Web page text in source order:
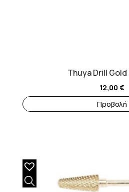
Thuya Drill
12,00 €
Προβολή